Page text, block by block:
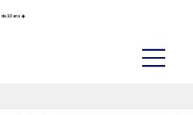
de 10 ans ☀️